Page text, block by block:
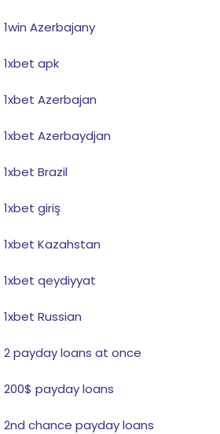
1win Azerbajany
1xbet apk
1xbet Azerbajan
1xbet Azerbaydjan
1xbet Brazil
1xbet giriş
1xbet Kazahstan
1xbet qeydiyyat
1xbet Russian
2 payday loans at once
200$ payday loans
2nd chance payday loans